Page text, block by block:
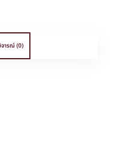
ารณ์ (0)